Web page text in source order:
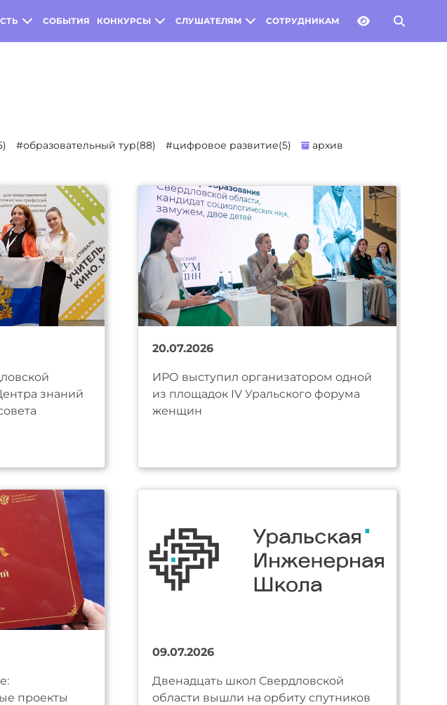
СОБЫТИЯ КОНКУРСЫ СЛУШАТЕЛЯМ СОТРУДНИКАМ
#образовательный тур(88) #цифровое развитие(5) архив
знаний
20.07.2026
ИРО выступил организатором одной
из площадок IV Уральского форума
женщин
проекты
09.07.2026
Двенадцать школ Свердловской
области вышли на орбиту спутников